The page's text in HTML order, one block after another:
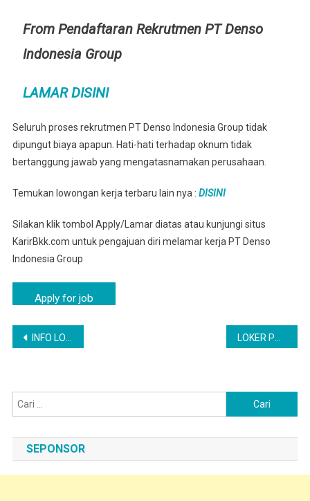
From Pendaftaran Rekrutmen PT Denso
Indonesia Group
LAMAR DISINI
Seluruh proses rekrutmen PT Denso Indonesia Group tidak
dipungut biaya apapun. Hati-hati terhadap oknum tidak
bertanggung jawab yang mengatasnamakan perusahaan.
Temukan lowongan kerja terbaru lain nya : DISINI
Silakan klik tombol Apply/Lamar diatas atau kunjungi situs
KarirBkk.com untuk pengajuan diri melamar kerja PT Denso
Indonesia Group
Navigasi
INFO LOKER JAGAKARSA TERBARU BULAN INI | PT DENSO INDONESIA VIA JOBSTREET
untuk:
SEPONSOR